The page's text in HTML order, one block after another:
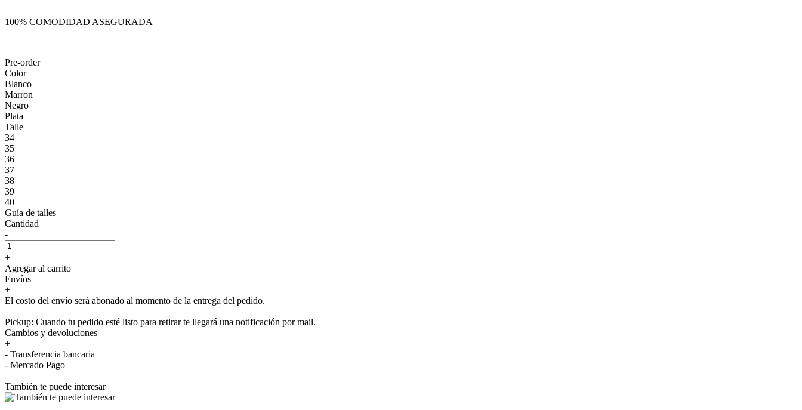
100% COMODIDAD ASEGURADA
Pre-order
Color
Blanco
Marron
Negro
Plata
Talle
34
35
36
37
38
39
40
Guía de talles
Cantidad
-
+
Agregar al carrito
Envíos
+
El costo del envío será abonado al momento de la entrega del pedido.
Pickup: Cuando tu pedido esté listo para retirar te llegará una notificación por mail.
Cambios y devoluciones
+
- Transferencia bancaria
- Mercado Pago
También te puede interesar